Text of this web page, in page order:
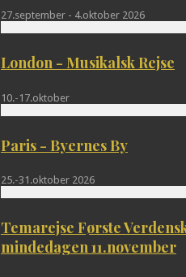
27.september - 4.oktober 2026
London - Musikalsk Rejse
10.-17.oktober
Paris - Byernes By
25.-31.oktober 2026
Temarejse Første
mindedagen 11.november